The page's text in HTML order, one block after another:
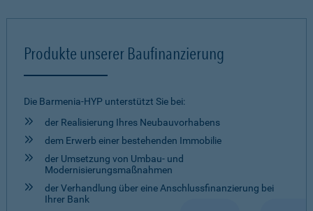
Produkte unserer Baufinanzierung
Die Barmenia-HYP unterstützt Sie bei:
der Realisierung Ihres Neubauvorhabens
dem Erwerb einer bestehenden Immobilie
der Umsetzung von Umbau- und
Modernisierungsmaßnahmen
der Verhandlung über eine Anschlussfinanzierung bei
Ihrer Bank